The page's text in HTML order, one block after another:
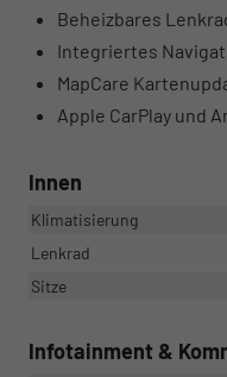
Beheizbares
Integriertes
MapCare
Apple CarPlay und
Innen
Klimatisierung
Lenkrad
Sitze
Infotainment &